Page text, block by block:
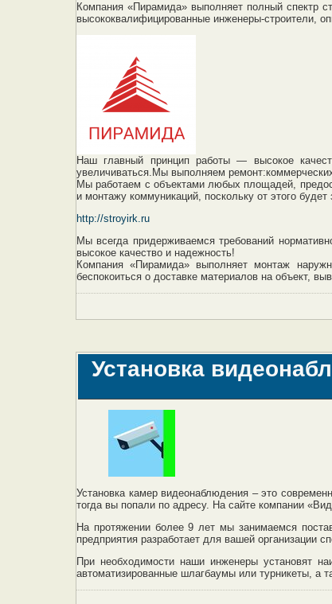
Компания «Пирамида» выполняет полный спектр
высококвалифицированные инженеры-строители,
Наш главный принцип работы — высокое
увеличиваться.Мы выполняем
Мы работаем с объектами любых площадей,
и монтажу коммуникаций, поскольку от этого
http://stroyirk.ru
Мы всегда придерживаемся требований
высокое качество и надежность!
Компания «Пирамида» выполняет монтаж
беспокоиться о доставке материалов на объект,
Установка
Установка камер видеонаблюдения – это
тогда вы попали по адресу. На сайте компании
На протяжении более 9 лет мы занимаемся
предприятия разработает для вашей организации
При необходимости наши инженеры установят
автоматизированные шлагбаумы или турникеты, а